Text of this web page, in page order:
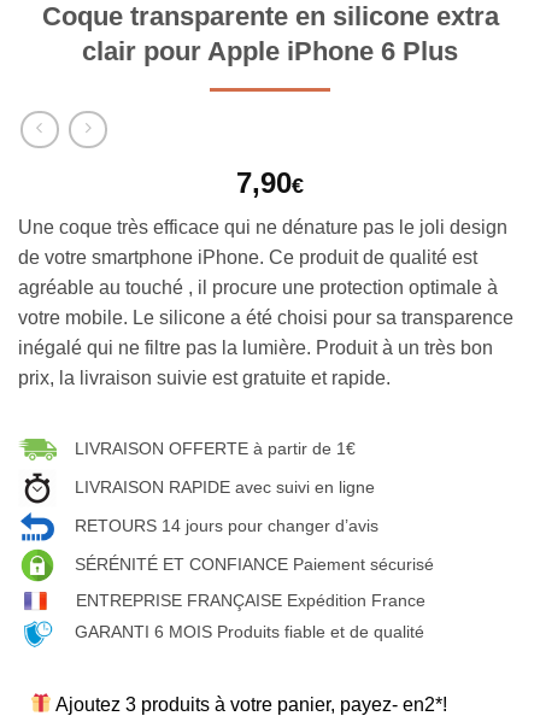
Coque transparente en silicone extra
clair pour Apple iPhone 6 Plus
7,90€
Une coque très efficace qui ne dénature pas le joli design
de votre smartphone iPhone. Ce produit de qualité est
agréable au touché , il procure une protection optimale à
votre mobile. Le silicone a été choisi pour sa transparence
inégalé qui ne filtre pas la lumière. Produit à un très bon
prix, la livraison suivie est gratuite et rapide.
LIVRAISON OFFERTE à partir de 1€
LIVRAISON RAPIDE avec suivi en ligne
RETOURS 14 jours pour changer d’avis
SÉRÉNITÉ ET CONFIANCE Paiement sécurisé
ENTREPRISE FRANÇAISE Expédition France
GARANTI 6 MOIS Produits fiable et de qualité
Ajoutez 3 produits à votre panier, payez- en2*!